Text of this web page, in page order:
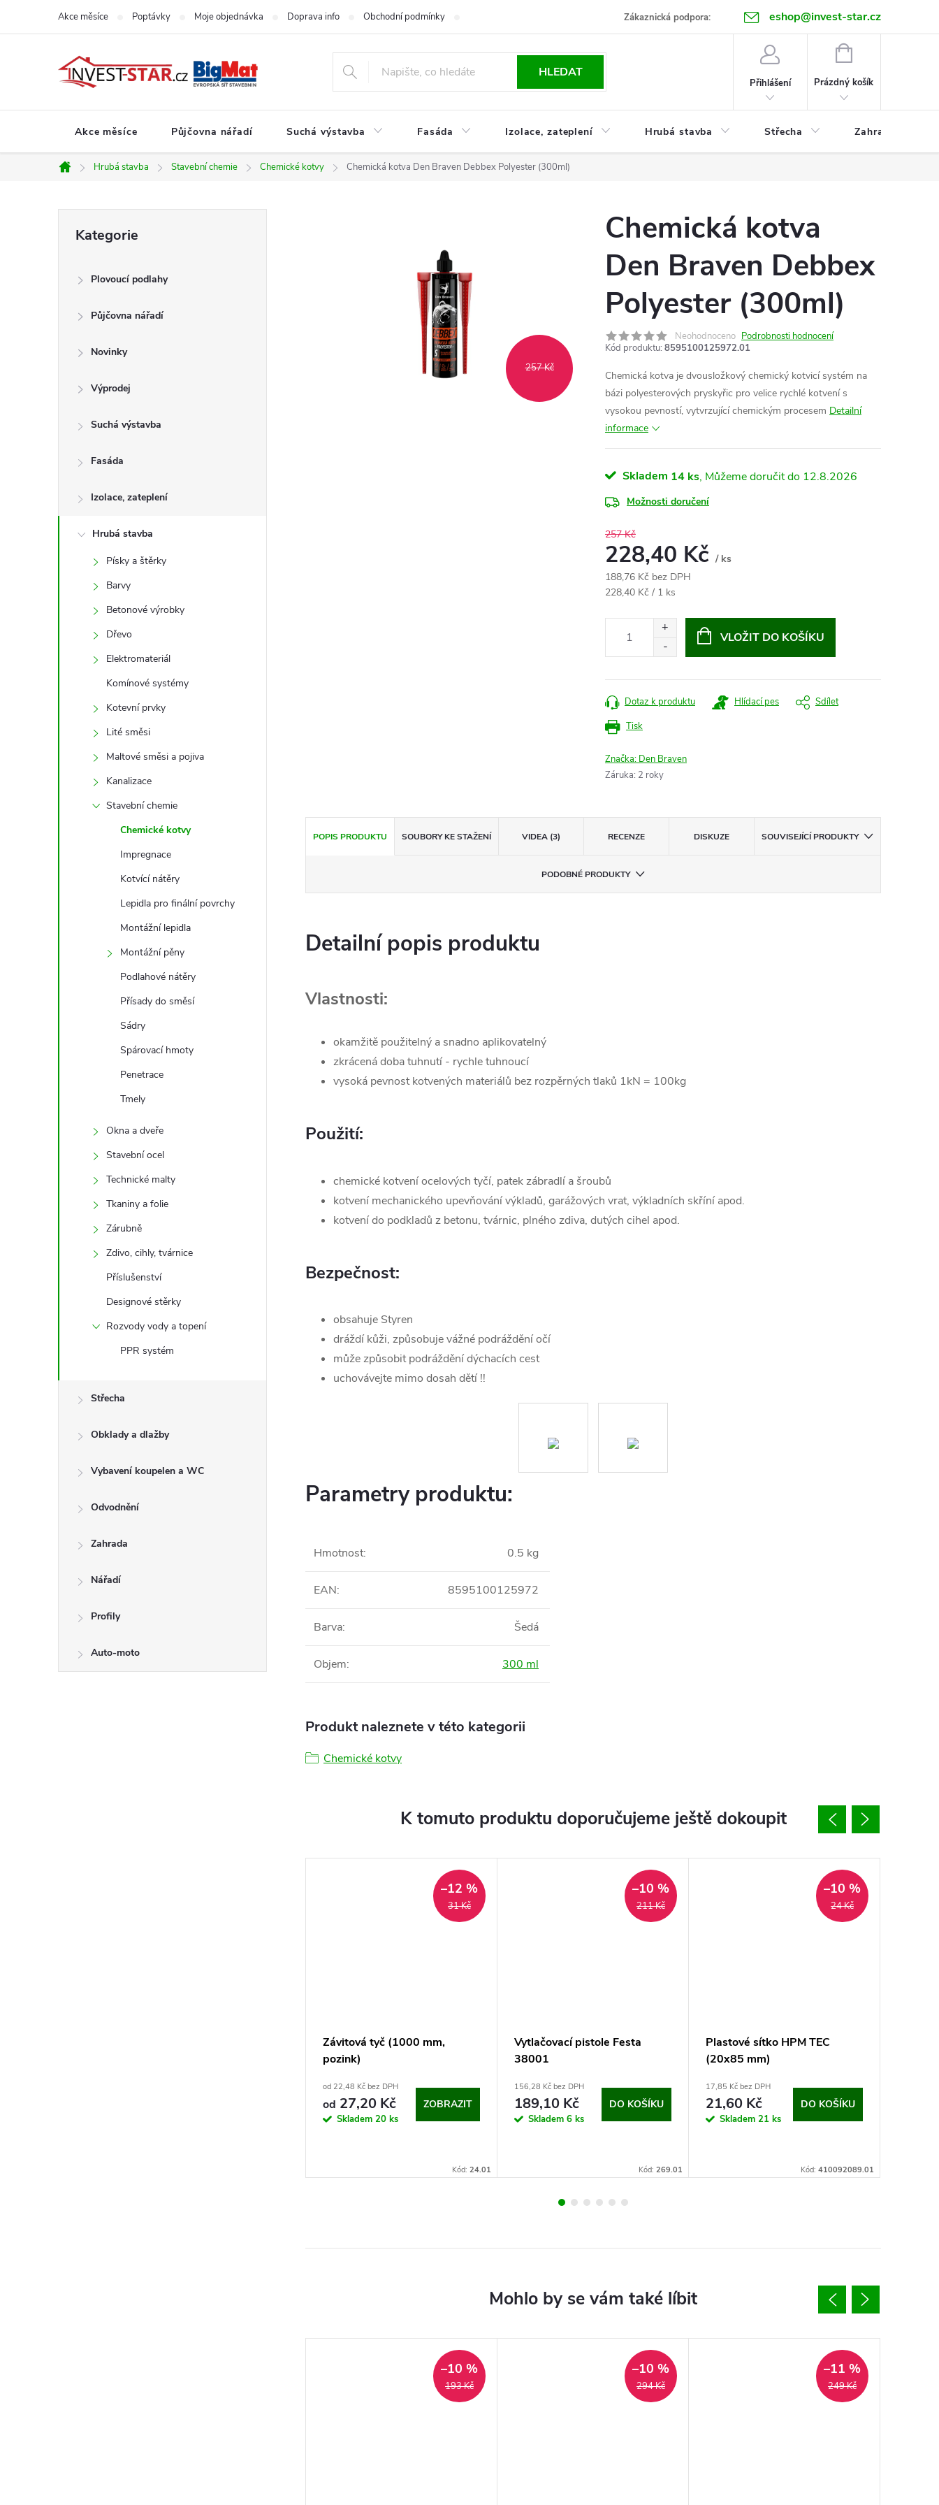
Zákaznická podpora: eshop@invest-star.cz
Akce měsíce Poptávky Moje objednávka Doprava info Obchodní podmínky Kontakt
HLEDAT
Přihlášení
NÁKUPNÍ
Prázdný košík
Akce měsíce Půjčovna nářadí Suchá výstavba Fasáda Izolace, zateplení Hrubá stavba Střecha Zahrada
Domů
Hrubá stavba Stavební chemie Chemické kotvy Chemická kotva Den Braven Debbex Polyester (300ml)
kategorie
Kategorie
Plovoucí podlahy
Půjčovna nářadí
Novinky
Výprodej
Suchá výstavba
Fasáda
Izolace, zateplení
Hrubá stavba
Písky a štěrky
Barvy
Betonové výrobky
Dřevo
Elektromateriál
Komínové systémy
Kotevní prvky
Lité směsi
Maltové směsi a pojiva
Kanalizace
Stavební chemie
Chemické kotvy
Impregnace
Kotvící nátěry
Lepidla pro finální povrchy
Montážní lepidla
Montážní pěny
Podlahové nátěry
Přísady do směsí
Sádry
Spárovací hmoty
Penetrace
Tmely
Okna a dveře
Stavební ocel
Technické malty
Tkaniny a folie
Zárubně
Zdivo, cihly, tvárnice
Příslušenství
Designové stěrky
Rozvody vody a topení
PPR systém
Střecha
Obklady a dlažby
Vybavení koupelen a WC
Odvodnění
Zahrada
Nářadí
Profily
Auto-moto
257 Kč
Chemická kotva
Den Braven Debbex
Polyester (300ml)
Neohodnoceno Podrobnosti hodnocení
Kód produktu: 8595100125972.01
Chemická kotva je dvousložkový chemický kotvicí systém na
bázi polyesterových pryskyřic pro velice rychlé kotvení s
vysokou pevností, vytvrzující chemickým procesem Detailní
informace
Skladem 14 ks 12.8.2026
Možnosti doručení
257 Kč
228,40 Kč / ks
188,76 Kč bez DPH
Měrná
228,40 Kč / 1 ks
VLOŽIT DO KOŠÍKU
Tisk
Dotaz k produktu Hlídací pes Sdílet
Značka: Den Braven
Záruka: 2 roky
POPIS PRODUKTU SOUBORY KE STAŽENÍ VIDEA (3) RECENZE DISKUZE SOUVISEJÍCÍ PRODUKTY
PODOBNÉ PRODUKTY
Detailní popis produktu
Vlastnosti:
okamžitě použitelný a snadno aplikovatelný
zkrácená doba tuhnutí - rychle tuhnoucí
vysoká pevnost kotvených materiálů bez rozpěrných tlaků 1kN = 100kg
Použití:
chemické kotvení ocelových tyčí, patek zábradlí a šroubů
kotvení mechanického upevňování výkladů, garážových vrat, výkladních skříní apod.
kotvení do podkladů z betonu, tvárnic, plného zdiva, dutých cihel apod.
Bezpečnost:
obsahuje Styren
dráždí kůži, způsobuje vážné podráždění očí
může způsobit podráždění dýchacích cest
uchovávejte mimo dosah dětí !!
Parametry produktu:
Hmotnost: 0.5 kg
EAN: 8595100125972
Barva: Šedá
Objem: 300 ml
Produkt naleznete v této kategorii
Chemické kotvy
K tomuto produktu doporučujeme ještě dokoupit
31 Kč
–12 %
Závitová tyč (1000 mm,
pozink)
od 22,48 Kč bez DPH
od 27,20 Kč
Skladem 20 ks
ZOBRAZIT
Kód: 24.01
211 Kč
–10 %
Vytlačovací pistole Festa
38001
156,28 Kč bez DPH
189,10 Kč
Skladem 6 ks
DO KOŠÍKU
Kód: 269.01
24 Kč
–10 %
Plastové sítko HPM TEC
(20x85 mm)
17,85 Kč bez DPH
21,60 Kč
Skladem 21 ks
DO KOŠÍKU
Kód: 410092089.01
193 Kč
–10 %
294 Kč
–10 %
249 Kč
–11 %